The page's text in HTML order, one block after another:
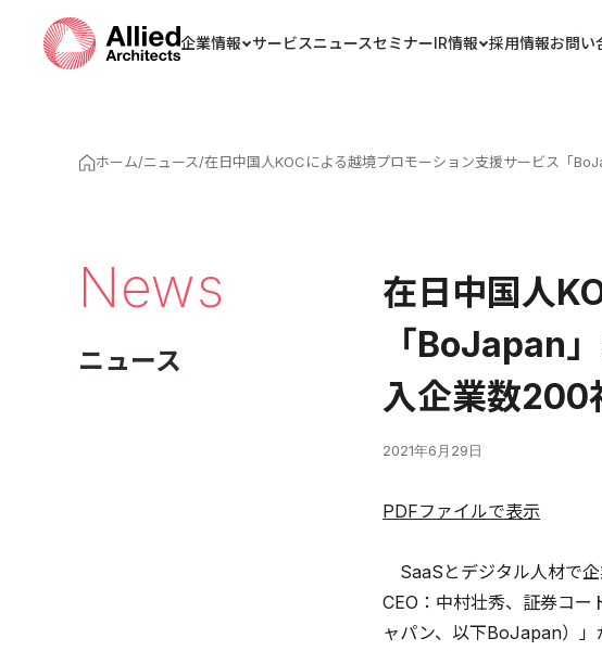
企業情報 サービスニュースセミナーIR情報 採用情報お問い
ホーム/ニュース/在日中国人KOCによる越境プロモーション支援サービス「
News
ニュース
在日中国人
「BoJapan
入企業数200
2021年6月29日
PDFファイルで表示
SaaSとデジタル人材で企
CEO：中村壮秀、証券コ
ャパン、以下BoJapan）」